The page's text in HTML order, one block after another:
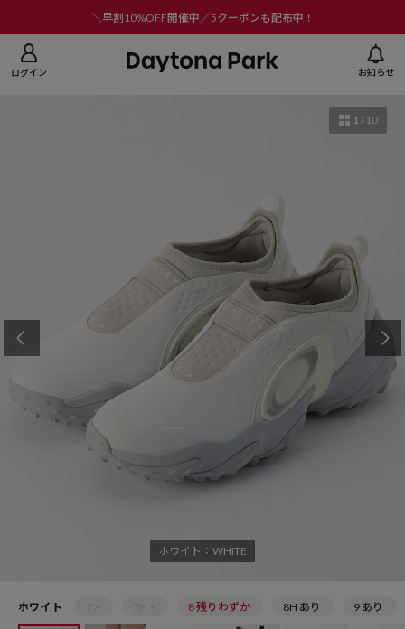
＼早割10%OFF開催中／5クーポンも配布中！
ログイン お知らせ
ホワイト：WHITE
1 / 10
ホワイト 8 残りわずか 8H あり 9 あり